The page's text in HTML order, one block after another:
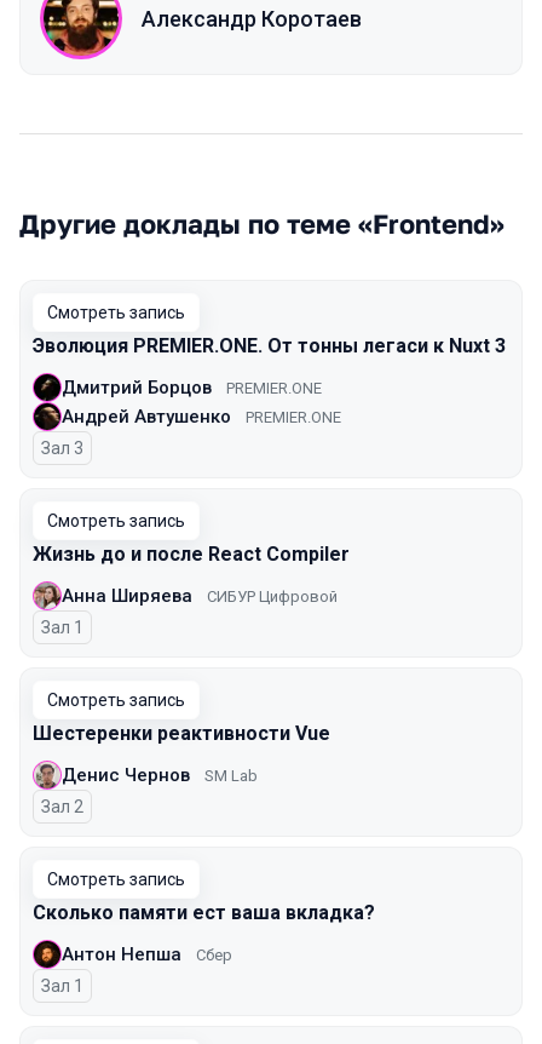
Александр Коротаев
Другие доклады по теме «Frontend»
Смотреть запись
Эволюция PREMIER.ONE. От тонны легаси к Nuxt 3
Дмитрий Борцов PREMIER.ONE
Андрей Автушенко PREMIER.ONE
Зал 3
Смотреть запись
Жизнь до и после React Compiler
Анна Ширяева СИБУР Цифровой
Зал 1
Смотреть запись
Шестеренки реактивности Vue
Денис Чернов SM Lab
Зал 2
Смотреть запись
Сколько памяти ест ваша вкладка?
Антон Непша Сбер
Зал 1